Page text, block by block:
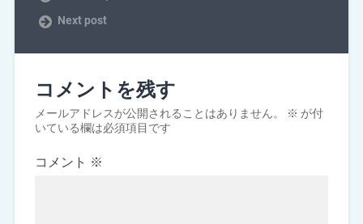
Next post
コメントを残す
メールアドレスが公開されることはありません。 ※ が付
いている欄は必須項目です
コメント ※